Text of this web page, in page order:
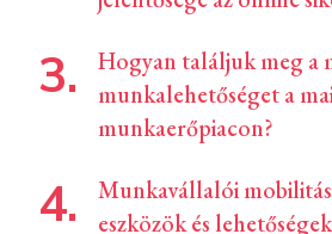
Hogyan találjuk meg a
munkalehetőséget a
munkaerőpiacon?
Munkavállalói
eszközök és